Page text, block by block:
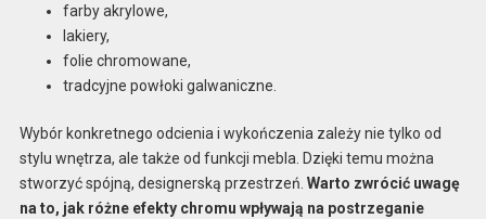
farby akrylowe,
lakiery,
folie chromowane,
tradcyjne powłoki galwaniczne.
Wybór konkretnego odcienia i wykończenia zależy nie tylko od
stylu wnętrza, ale także od funkcji mebla. Dzięki temu można
stworzyć spójną, designerską przestrzeń. Warto zwrócić uwagę
na to, jak różne efekty chromu wpływają na postrzeganie